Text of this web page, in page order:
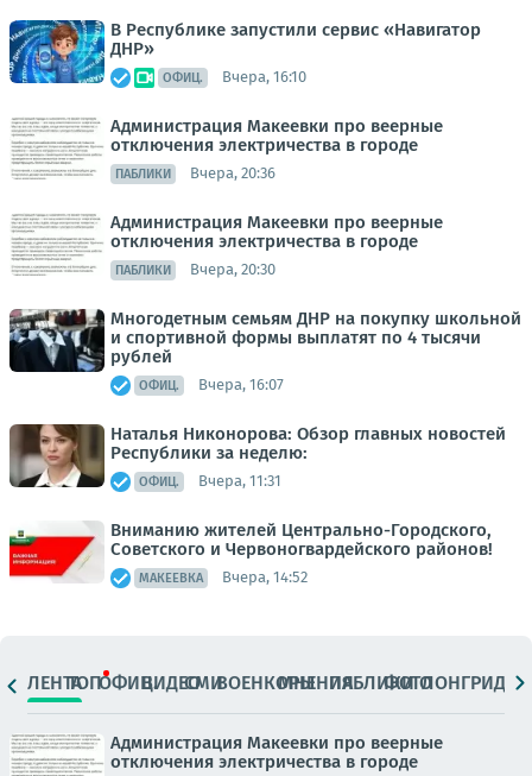
В Республике запустили сервис «Навигатор
ДНР»
ОФИЦ. Вчера, 16:10
Администрация Макеевки про веерные
отключения электричества в городе
ПАБЛИКИ Вчера, 20:36
Администрация Макеевки про веерные
отключения электричества в городе
ПАБЛИКИ Вчера, 20:30
Многодетным семьям ДНР на покупку школьной
и спортивной формы выплатят по 4 тысячи
рублей
ОФИЦ. Вчера, 16:07
Наталья Никонорова: Обзор главных новостей
Республики за неделю:
ОФИЦ. Вчера, 11:31
Вниманию жителей Центрально-Городского,
Советского и Червоногвардейского районов!
МАКЕЕВКА Вчера, 14:52
ЛЕНТАТОПОФИЦ.ВИДЕОСМИВОЕНКОРЫМНЕНИЯПАБЛИКИ
ФОТОЛОНГРИДЫ
Администрация Макеевки про веерные
отключения электричества в городе